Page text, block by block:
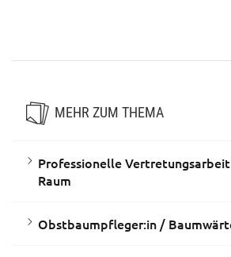
MEHR ZUM THEMA
Professionelle
Raum
Obstbaumpfleger:in /